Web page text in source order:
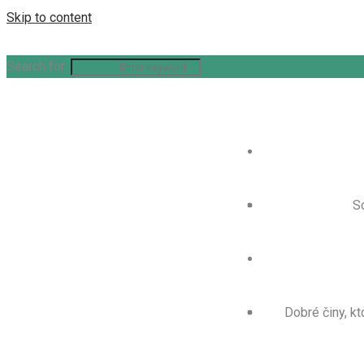
Skip to content
Search for:
Dobré činy,